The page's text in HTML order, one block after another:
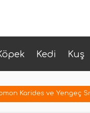
Kedi Kuş
Karides ve Yengeç